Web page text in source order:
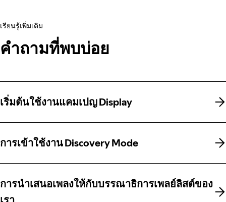
เรียนรู้เพิ่มเติม
คำถามที่พบบ่อย
เริ่มต้นใช้งานแคมเปญ Display
เริ่มต้นใช้งานแคมเปญ Display
การเข้าใช้งาน Discovery Mode
การเข้าใช้งาน Discovery Mode
การนำเสนอเพลงให้กับบรรณาธิการเพลย์ลิสต์ของ
การนำเสนอเพลงให้กับบรรณาธิการเพลย์ลิสต์ของ